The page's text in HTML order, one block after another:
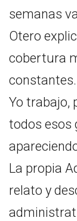
semanas
Otero
cobertura
Yo trabajo,
todos esos
La propia
relato y